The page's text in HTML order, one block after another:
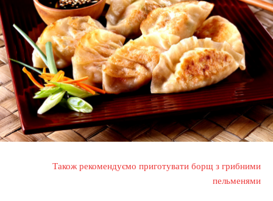
Також рекомендуємо приготувати борщ з грибними
пельменями